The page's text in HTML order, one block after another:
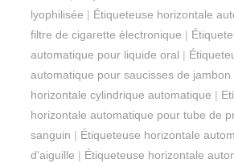
lyophilisée | Étiqueteuse horizontale
filtre de cigarette électronique |
automatique pour liquide oral |
automatique pour saucisses de jambon
horizontale cylindrique automatique |
horizontale automatique pour tube de
sanguin | Étiqueteuse horizontale
d'aiguille | Étiqueteuse horizontale